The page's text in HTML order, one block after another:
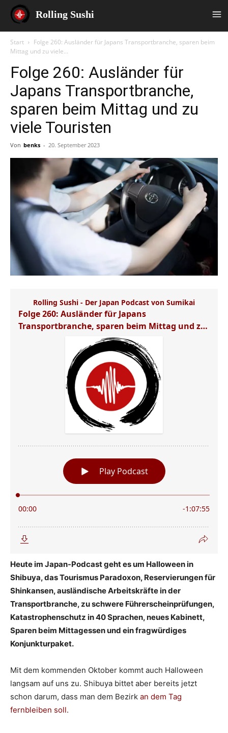
Rolling Sushi
Start
Folge 260: Ausländer für Japans Transportbranche, sparen beim
Mittag und zu viele...
Folge 260: Ausländer für
Japans Transportbranche,
sparen beim Mittag und zu
viele Touristen
Von benks - 20. September 2023
Heute im Japan-Podcast geht es um Halloween in
Shibuya, das Tourismus Paradoxon, Reservierungen für
Shinkansen, ausländische Arbeitskräfte in der
Transportbranche, zu schwere Führerscheinprüfungen,
Katastrophenschutz in 40 Sprachen, neues Kabinett,
Sparen beim Mittagessen und ein fragwürdiges
Konjunkturpaket.
Mit dem kommenden Oktober kommt auch Halloween
langsam auf uns zu. Shibuya bittet aber bereits jetzt
schon darum, dass man dem Bezirk an dem Tag
fernbleiben soll.